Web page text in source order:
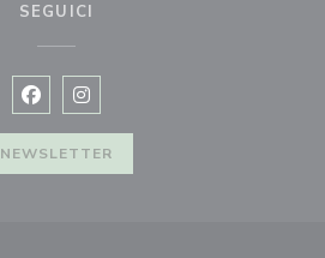
SEGUICI
Facebook ((apre una nuova
Instagram ((apre una nuova
NEWSLETTER